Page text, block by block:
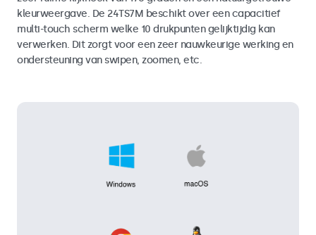
kleurweergave. De 24TS7M beschikt over een capacitief
multi-touch scherm welke 10 drukpunten gelijktijdig kan
verwerken. Dit zorgt voor een zeer nauwkeurige werking en
ondersteuning van swipen, zoomen, etc.